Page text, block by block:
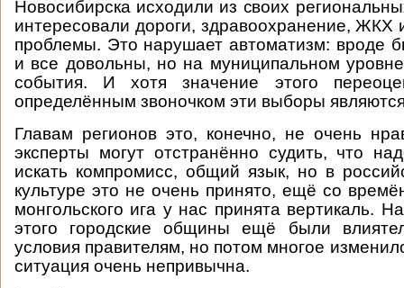
Новосибирска исходили из своих
интересовали дороги, здравоохранение, ЖКХ
проблемы. Это нарушает автоматизм: вроде
и все довольны, но на муниципальном
события. И хотя значение этого
определённым звоночком эти выборы
Главам регионов это, конечно, не очень
эксперты могут отстранённо судить, что
искать компромисс, общий язык, но в
культуре это не очень принято, ещё со
монгольского ига у нас принята вертикаль.
этого городские общины ещё были
условия правителям, но потом многое
ситуация очень непривычна.